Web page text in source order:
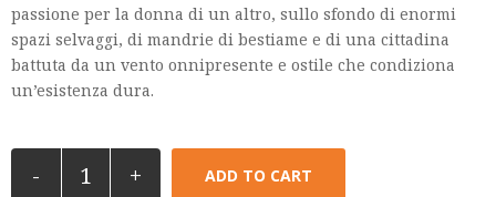
passione per la donna di un altro, sullo sfondo di enormi
spazi selvaggi, di mandrie di bestiame e di una cittadina
battuta da un vento onnipresente e ostile che condiziona
un’esistenza dura.
- + ADD TO CART